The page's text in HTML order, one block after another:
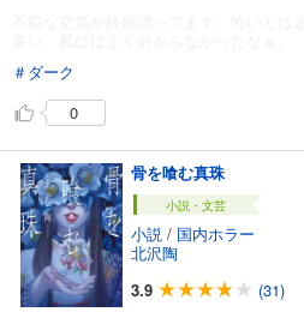
＃ダーク
0
骨を喰む真珠
小説・文芸
小説 / 国内ホラー
北沢陶
3.9
(31)